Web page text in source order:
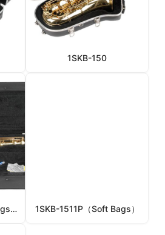
1SKB-150
1SKB-SC350（Soft Bags） 1SKB-1511P（Soft Bags）